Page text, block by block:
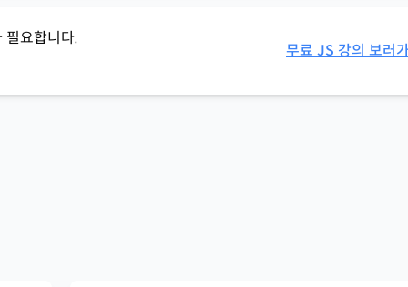
요합니다.
무료 JS 강의 보러